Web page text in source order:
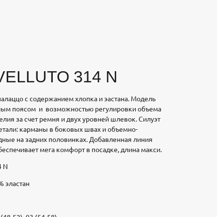
314 N
с содержанием хлопка и эастана. Модель
поясом и возможностью регулировки объема
за счет ремня и двух уровней шлевок. Силуэт
карманы в боковых швах и объемно-
на задних половинках. Добавленная линия
мега комфорт в посадке, длина макси.
N
эластан